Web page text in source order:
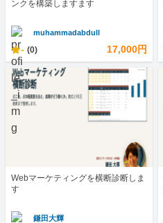
ンクを構築しますます
muhammadabdull
- (0) 17,000円
Webマーケティングを横断診断しま
す
鎌田大輝